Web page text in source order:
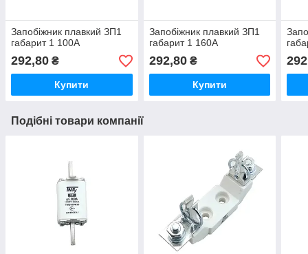
Запобіжник плавкий ЗП1
габарит 1 100А
292,80 ₴
Купити
Запобіжник плавкий ЗП1
габарит 1 160А
292,80₴
Купити
Подібні товари компанії